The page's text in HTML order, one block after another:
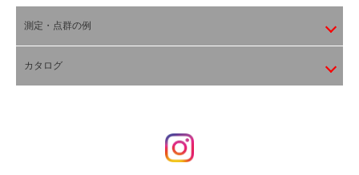
測定・点群の例
カタログ